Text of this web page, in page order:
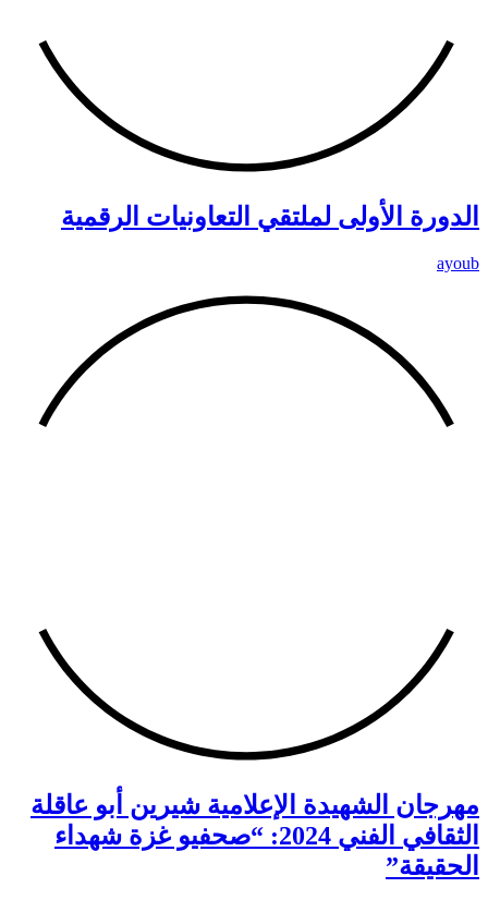
الدورة الأولى لملتقي التعاونيات الرقمية
ayoub
مهرجان الشهيدة الإعلامية شيرين أبو عاقلة
الثقافي الفني 2024: “صحفيو غزة شهداء
الحقيقة”